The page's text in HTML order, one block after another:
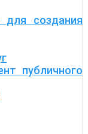
для создания
публичного